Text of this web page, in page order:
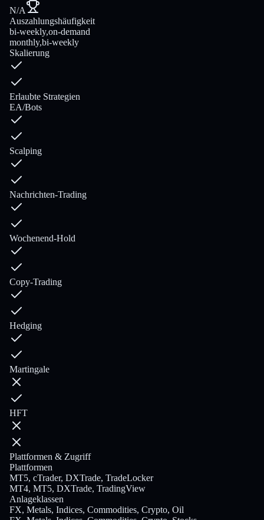
N/A
Auszahlungshäufigkeit
bi-weekly,on-demand
monthly,bi-weekly
Skalierung
Erlaubte Strategien
EA/Bots
Scalping
Nachrichten-Trading
Wochenend-Hold
Copy-Trading
Hedging
Martingale
HFT
Plattformen & Zugriff
Plattformen
MT5, cTrader, DXTrade, TradeLocker
MT4, MT5, DXTrade, TradingView
Anlageklassen
FX, Metals, Indices, Commodities, Crypto, Oil